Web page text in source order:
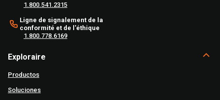
1.800.541.2315
Ligne de signalement de la
conformité et de l'éthique
1.800.778.6169
Exploraire
Productos
Soluciones